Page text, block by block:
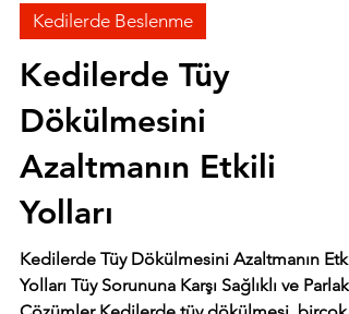
5 May 2025
Kedilerde Beslenme
Kedilerde Tüy
Dökülmesini
Azaltmanın Etkili
Yolları
Kedilerde Tüy Dökülmesini Azaltmanın